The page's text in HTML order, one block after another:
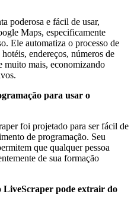
poderosa e fácil de usar,
Maps, especificamente
Ele automatiza o processo de
endereços, números de
muito mais, economizando
para usar o
foi projetado para ser fácil de
de programação. Seu
que qualquer pessoa
de sua formação
LiveScraper pode extrair do